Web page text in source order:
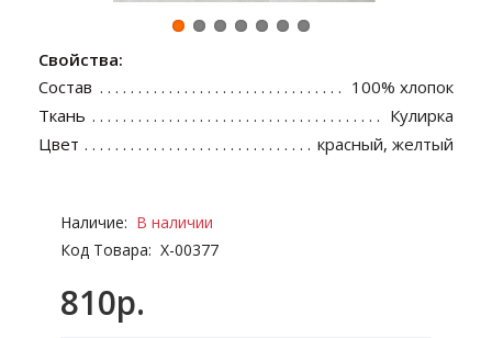
Свойства:
Состав
100% хлопок
Ткань
Кулирка
Цвет
красный, желтый
Наличие: В наличии
Код Товара: Х-00377
810р.